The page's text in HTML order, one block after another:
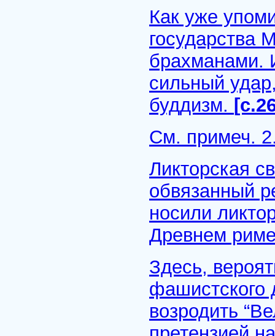
Как уже
государства
брахманами.
сильный
буддизм.
См. примеч.
Ликторская
обвязанный
носили
Древнем
Здесь,
фашистского
возродить